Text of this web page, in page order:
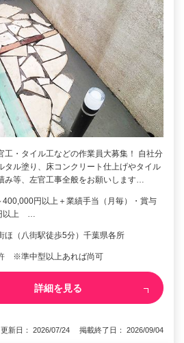
工・タイル工などの作業員大募集！ 自社分
タル塗り、床コンクリート仕上げやタイル
み等、左官工事全般をお願いします…
400,000円以上＋業績手当（月毎）・賞与
以上 …
ほ（八街駅徒歩5分）千葉県各所
※準中型以上あれば尚可
詳細を見る
更新日： 2026/07/24 掲載終了日： 2026/09/04